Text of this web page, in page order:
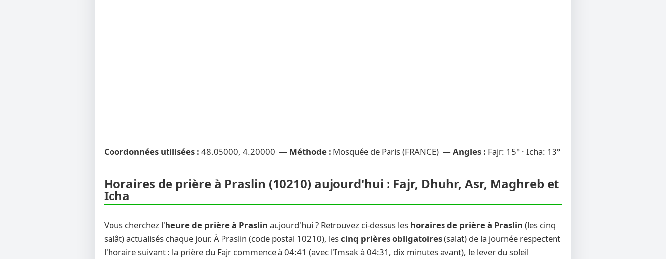
Coordonnées utilisées : 48.05000, 4.20000 — Méthode : Mosquée de Paris (FRANCE) — Angles : Fajr: 15° · Icha: 13°
Horaires de prière à Praslin (10210) aujourd'hui : Fajr, Dhuhr, Asr, Maghreb et
Icha
Vous cherchez l'heure de prière à Praslin aujourd'hui ? Retrouvez ci-dessus les horaires de prière à Praslin (les cinq
salât) actualisés chaque jour. À Praslin (code postal 10210), lescinq prières obligatoires(salat) de la journée respectent
l'horaire suivant : la prière du Fajr commence à 04:41 (avec l'Imsak à 04:31, dix minutes avant), le lever du soleil